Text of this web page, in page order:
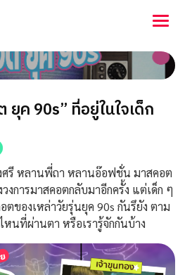
ค 90s” ที่อยู่ในใจเด็ก
หลานพี่ถา หลานอ๊อฟชั่น มาสคอต
งการมาสคอตกลับมาอีกครั้ง แต่เด็ก ๆ
ตของเหล่าวัยรุ่นยุค 90s กันรึยัง ตาม
หนที่ผ่านตา หรือเรารู้จักกันบ้าง